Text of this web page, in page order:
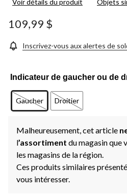
109,99 $
Inscrivez-vous aux alertes de
Indicateur de gaucher ou de
Gaucher Droitier
Malheureusement, cet article
l’assortiment du magasin que
les magasins de la région.
Ces produits similaires
vous intéresser.